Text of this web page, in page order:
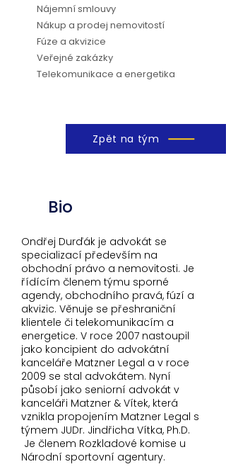
Nájemní smlouvy
Nákup a prodej nemovitostí
Fúze a akvizice
Veřejné zakázky
Telekomunikace a energetika
Zpět na tým
Bio
Ondřej Durďák je advokát se
specializací především na
obchodní právo a nemovitosti. Je
řídícím členem týmu sporné
agendy, obchodního pravá, fúzí a
akvizic. Věnuje se přeshraniční
klientele či telekomunikacím a
energetice. V roce 2007 nastoupil
jako koncipient do advokátní
kanceláře Matzner Legal a v roce
2009 se stal advokátem. Nyní
působí jako seniorní advokát v
kanceláři Matzner & Vítek, která
vznikla propojením Matzner Legal s
týmem JUDr. Jindřicha Vítka, Ph.D.
Je členem Rozkladové komise u
Národní sportovní agentury.